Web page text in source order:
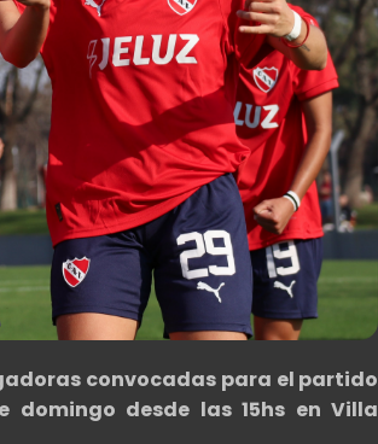
convocadas para el partido
domingo desde las 15hs en Villa